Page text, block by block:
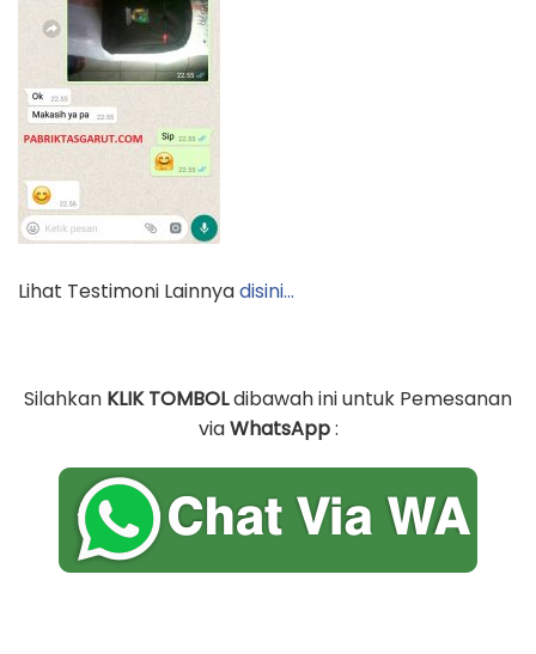
Lihat Testimoni Lainnyadisini…
Silahkan KLIK TOMBOLdibawah ini untuk Pemesanan
viaWhatsApp: